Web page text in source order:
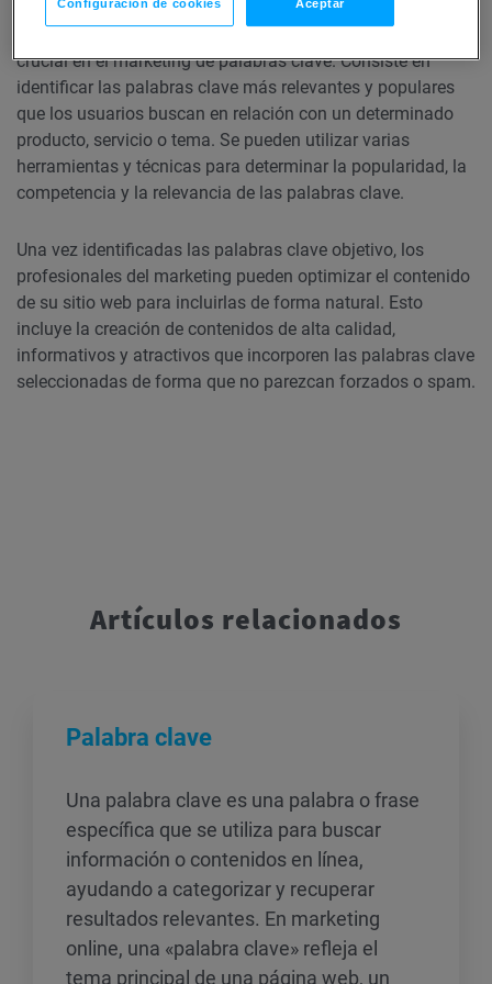
La investigación de palabras clave es un primer paso
crucial en el marketing de palabras clave. Consiste en
identificar las palabras clave más relevantes y populares
que los usuarios buscan en relación con un determinado
producto, servicio o tema. Se pueden utilizar varias
herramientas y técnicas para determinar la popularidad, la
competencia y la relevancia de las palabras clave.
Una vez identificadas las palabras clave objetivo, los
profesionales del marketing pueden optimizar el contenido
de su sitio web para incluirlas de forma natural. Esto
incluye la creación de contenidos de alta calidad,
informativos y atractivos que incorporen las palabras clave
seleccionadas de forma que no parezcan forzados o spam.
Artículos relacionados
Palabra clave
Una palabra clave es una palabra o frase
específica que se utiliza para buscar
información o contenidos en línea,
ayudando a categorizar y recuperar
resultados relevantes. En marketing
online, una «palabra clave» refleja el
tema principal de una página web, un
Configuración de cookies Aceptar